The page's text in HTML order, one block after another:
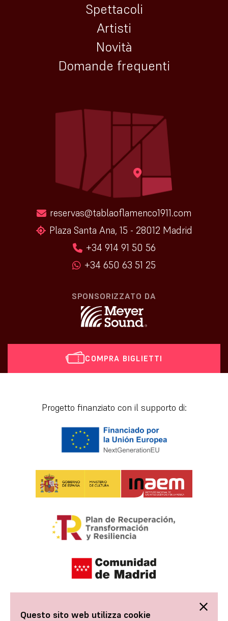
COMPRA BIGLIETTI
Spettacoli
Artisti
Novità
Domande frequenti
reservas@tablaoflamenco1911.com
Plaza Santa Ana, 15 - 28012 Madrid
+34 914 91 50 56
+34 650 63 51 25
SPONSORIZZATO DA
Progetto finanziato con il supporto di:
Questo sito web utilizza cookie